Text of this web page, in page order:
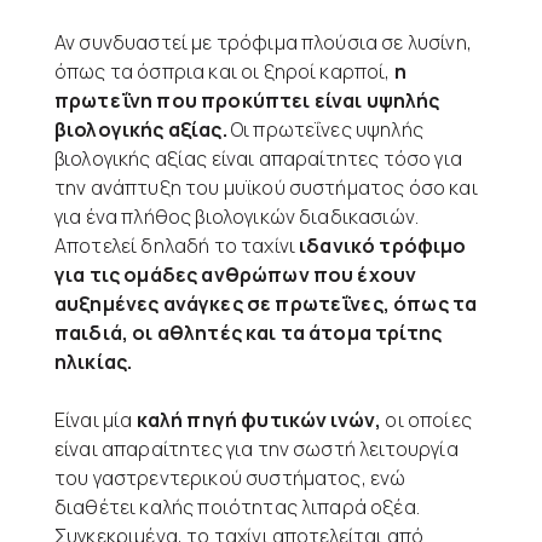
Αν συνδυαστεί με τρόφιμα πλούσια σε λυσίνη,
όπως τα όσπρια και οι ξηροί καρποί, η
πρωτεΐνη που προκύπτει είναι υψηλής
βιολογικής αξίας.Οι πρωτεΐνες υψηλής
βιολογικής αξίας είναι απαραίτητες τόσο για
την ανάπτυξη του μυϊκού συστήματος όσο και
για ένα πλήθος βιολογικών διαδικασιών.
Αποτελεί δηλαδή το ταχίνιιδανικό τρόφιμο
για τις ομάδες ανθρώπων που έχουν
αυξημένες ανάγκες σε πρωτεΐνες, όπως τα
παιδιά, οι αθλητές και τα άτομα τρίτης
ηλικίας.
Είναι μία καλή πηγή φυτικών ινών, οι οποίες
είναι απαραίτητες για την σωστή λειτουργία
του γαστρεντερικού συστήματος, ενώ
διαθέτει καλής ποιότητας λιπαρά οξέα.
Συγκεκριμένα, το ταχίνι αποτελείται από